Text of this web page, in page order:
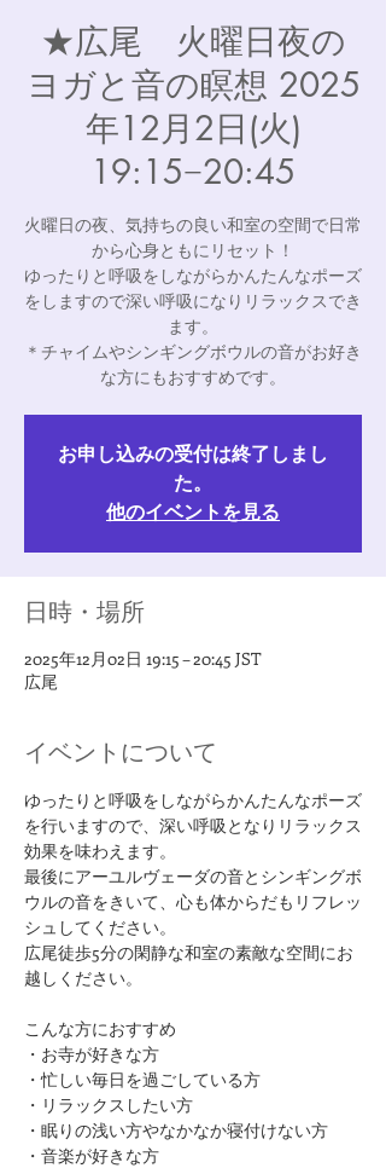
★広尾 火曜日夜の
ヨガと音の瞑想 2025
年12月2日(火)
19:15−20:45
火曜日の夜、気持ちの良い和室の空間で日常
から心身ともにリセット！
ゆったりと呼吸をしながらかんたんなポーズ
をしますので深い呼吸になりリラックスでき
ます。
＊チャイムやシンギングボウルの音がお好き
な方にもおすすめです。
お申し込みの受付は終了しまし
た。
他のイベントを見る
日時・場所
2025年12月02日 19:15 – 20:45 JST
広尾
イベントについて
ゆったりと呼吸をしながらかんたんなポーズ
を行いますので、深い呼吸となりリラックス
効果を味わえます。
最後にアーユルヴェーダの音とシンギングボ
ウルの音をきいて、心も体からだもリフレッ
シュしてください。
広尾徒歩5分の閑静な和室の素敵な空間にお
越しください。
​こんな方におすすめ
・お寺が好きな方
​・忙しい毎日を過ごしている方
・リラックスしたい方
・眠りの浅い方やなかなか寝付けない方
​・音楽が好きな方